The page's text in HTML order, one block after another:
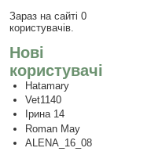
Зараз на сайті 0
користувачів.
Нові
користувачі
Hatamary
Vet1140
Ірина 14
Roman May
ALENA_16_08